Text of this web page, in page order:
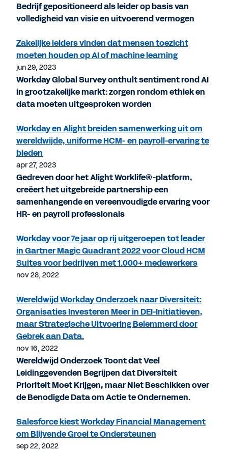
Bedrijf gepositioneerd als leider op basis van
volledigheid van visie en uitvoerend vermogen
Zakelijke leiders vinden dat mensen toezicht
moeten houden op AI of machine learning
jun 29, 2023
Workday Global Survey onthult sentiment rond AI
in grootzakelijke markt: zorgen rondom ethiek en
data moeten uitgesproken worden
Workday en Alight breiden samenwerking uit om
wereldwijde, uniforme HCM- en payroll-ervaring te
bieden
apr 27, 2023
Gedreven door het Alight Worklife®-platform,
creëert het uitgebreide partnership een
samenhangende en vereenvoudigde ervaring voor
HR- en payroll professionals
Workday voor 7e jaar op rij uitgeroepen tot leader
in Gartner Magic Quadrant 2022 voor Cloud HCM
Suites voor bedrijven met 1.000+ medewerkers
nov 28, 2022
Wereldwijd Workday Onderzoek naar Diversiteit:
Organisaties Investeren Meer in DEI-Initiatieven,
maar Strategische Uitvoering Belemmerd door
Gebrek aan Data.
nov 16, 2022
Wereldwijd Onderzoek Toont dat Veel
Leidinggevenden Begrijpen dat Diversiteit
Prioriteit Moet Krijgen, maar Niet Beschikken over
de Benodigde Data om Actie te Ondernemen.
Salesforce kiest Workday Financial Management
om Blijvende Groei te Ondersteunen
sep 22, 2022